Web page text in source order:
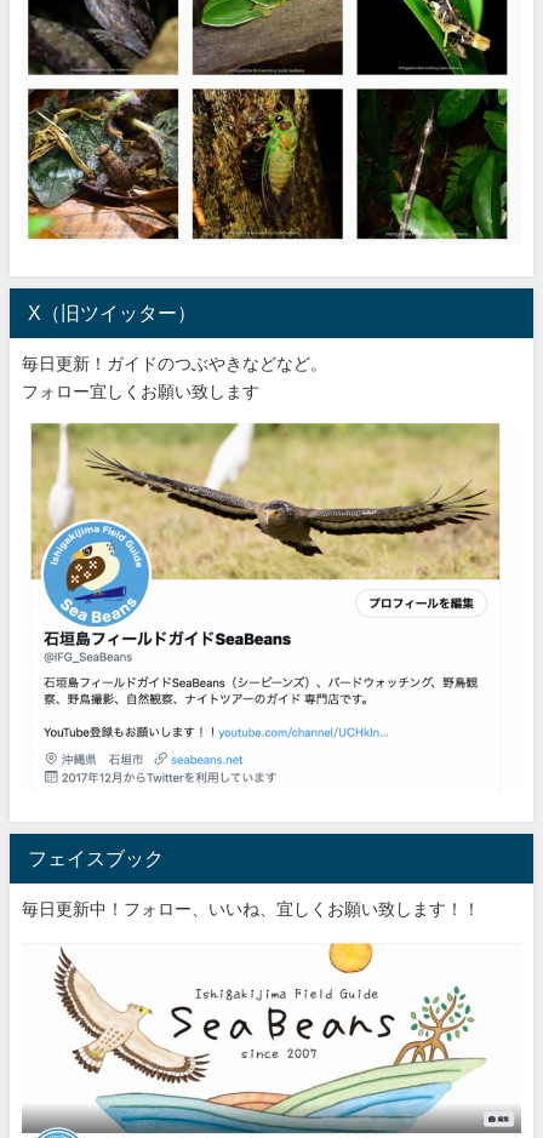
X（旧ツイッター）
毎日更新！ガイドのつぶやきなどなど。
フォロー宜しくお願い致します
フェイスブック
毎日更新中！フォロー、いいね、宜しくお願い致します！！